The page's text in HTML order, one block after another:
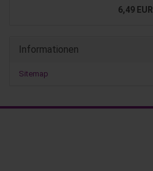
6,49 EUR
Informationen
Sitemap